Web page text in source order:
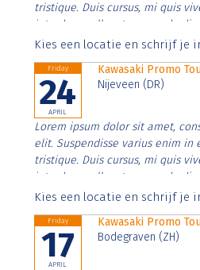
tristique. Duis cursus, mi quis
interdum nulla, ut commodo
Aenean faucibus nibh et justo
Kies een locatie en schrijf je
Friday
24
APRIL
Kawasaki Promo
Nijeveen (DR)
Lorem ipsum dolor sit amet,
elit. Suspendisse varius enim in
tristique. Duis cursus, mi quis
interdum nulla, ut commodo
Aenean faucibus nibh et justo
Kies een locatie en schrijf je
Friday
17
APRIL
Kawasaki Promo
Bodegraven (ZH)